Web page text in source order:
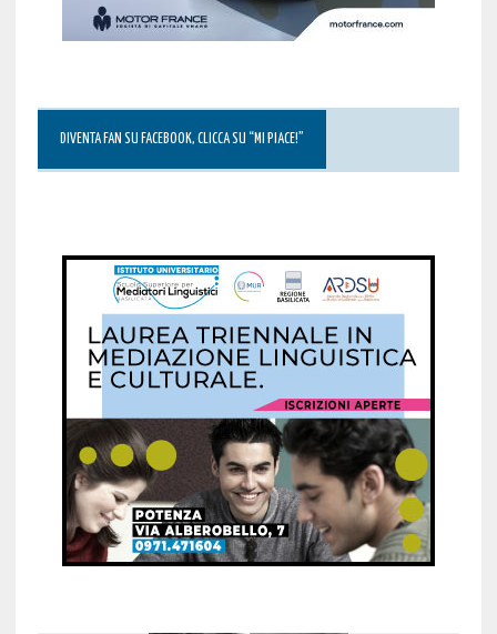
DIVENTA FAN SU FACEBOOK, CLICCA SU “MI PIACE!”